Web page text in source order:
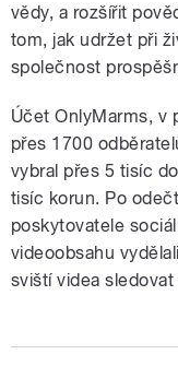
vědy, a rozšířit
tom, jak udržet při
společnost
Účet OnlyMarms, v
přes 1700
vybral přes 5 tisíc
tisíc korun. Po
poskytovatele
videoobsahu
sviští videa sledovat